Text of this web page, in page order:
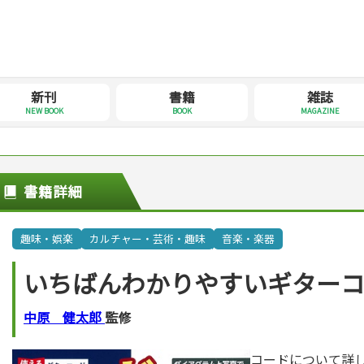
新刊
NEW BOOK
書籍
BOOK
雑誌
MAGAZINE
書籍詳細
趣味・娯楽 カルチャー・芸術・趣味 音楽・楽器
いちばんわかりやすいギター
中原 健太郎監修
コードについて詳